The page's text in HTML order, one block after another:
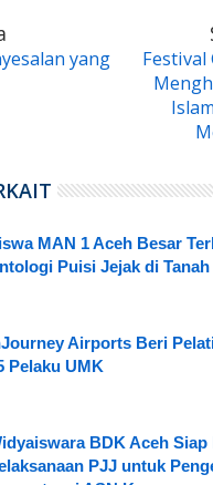
yang
Festival
MAN 1 Aceh Besar
Puisi Jejak di
Airports Beri
Pelaku UMK
BDK Aceh Siap
PJJ untuk